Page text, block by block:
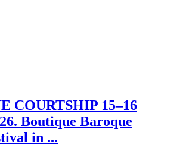
COURTSHIP 15–16
Boutique Baroque
in ...